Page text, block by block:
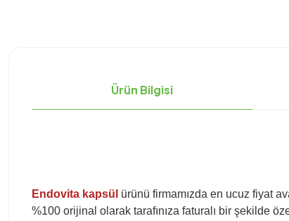
Ürün Bilgisi
Endovita kapsül ürünü firmamızda en ucuz fiyat
%100 orijinal olarak tarafınıza faturalı bir şekilde